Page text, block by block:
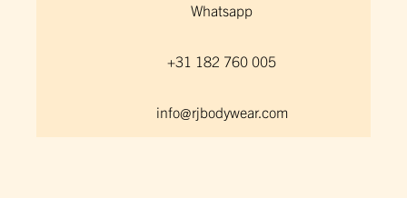
Whatsapp
+31 182 760 005
info@rjbodywear.com